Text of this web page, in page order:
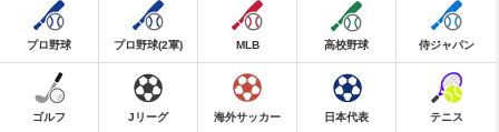
プロ野球 プロ野球(2軍) MLB 高校野球 侍ジャパン
ゴルフ Jリーグ 海外サッカー 日本代表 テニス